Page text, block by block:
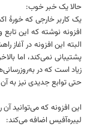
حالا یک خبر خوب:
یک کاربر خارجی که خورهٔ
افزونه نوشته که این
البته این افزونه در آغاز
پشتیبانی نمی‌کند، اما
زیاد است که در
حتی توابع جدیدی نیز به
این افزونه که می‌توانید آن
لیبره‌آفیس اضافه می‌کند: